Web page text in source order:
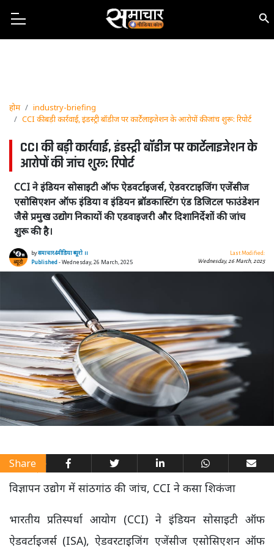
होम
industry-briefing
CCI की बड़ी कार्रवाई, इंडस्ट्री बॉडीज पर कार्टेलाइजेशन के आरोपों की जांच शुरू: रिपोर्ट
CCI की बड़ी कार्रवाई, इंडस्ट्री बॉडीज पर कार्टेलाइजेशन के
आरोपों की जांच शुरू: रिपोर्ट
CCI ने इंडियन सोसाइटी ऑफ ऐडवर्टाइजर्स, ऐडवरटाइजिंग एजेंसीज
एसोसिएशन ऑफ इंडिया व इंडियन ब्रॉडकास्टिंग एंड डिजिटल फाउंडेशन
जैसे प्रमुख उद्योग निकायों की एडवाइजरी और दिशानिर्देशों की जांच
शुरू की है।
byसमाचार4मीडिया ब्यूरो ।।
Published- Wednesday, 26 March, 2025
Last Modified:
Wednesday, 26 March, 2025
Share
विज्ञापन उद्योग में सांठगांठ की जांच, CCI ने कसा शिकंजा
भारतीय प्रतिस्पर्धा आयोग (CCI) ने इंडियन सोसाइटी ऑफ
ऐडवर्टाइजर्स (ISA), ऐडवरटाइजिंग एजेंसीज एसोसिएशन ऑफ